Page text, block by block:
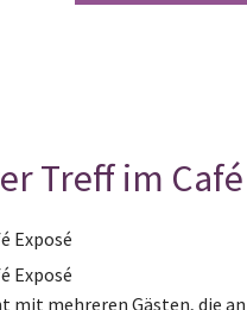
Treff im Café
Exposé
Exposé